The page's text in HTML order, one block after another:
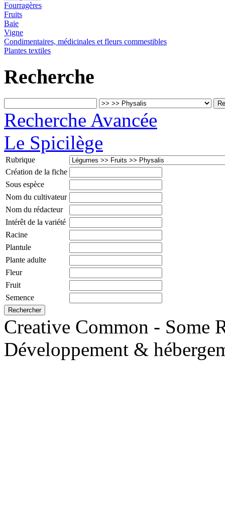
Fourragères
Fruits
Baie
Vigne
Condimentaires, médicinales et fleurs commestibles
Plantes textiles
Recherche
Recherche Avancée
Le Spicilège
Rubrique
Création de la fiche
Sous espèce
Nom du cultivateur
Nom du rédacteur
Intérêt de la variété
Racine
Plantule
Plante adulte
Fleur
Fruit
Semence
Creative Common - Some
Développement &